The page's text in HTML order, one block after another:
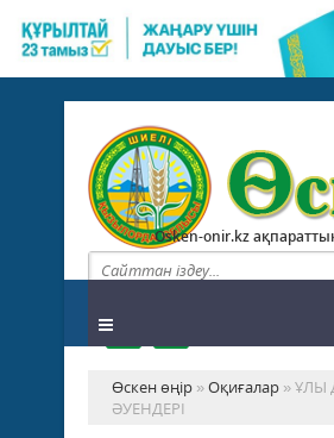
Osken-onir.kz ақпараттық
Өскен өңір »Оқиғалар » ҰЛЫ
ӘУЕНДЕРІ